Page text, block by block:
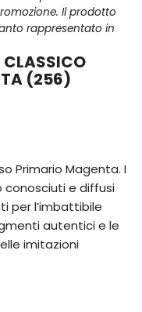
Il prodotto
rappresentato in
CLASSICO
(256)
Primario Magenta. I
conosciuti e diffusi
per l’imbattibile
autentici e le
imitazioni